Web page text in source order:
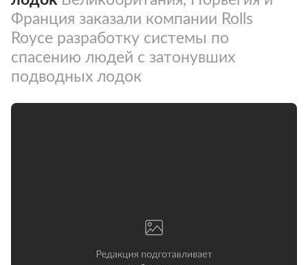
Франция заказали компании Rolls
Royce разработку системы по
спасению людей с затонувших
подводных лодок